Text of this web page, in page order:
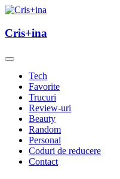
Skip
content
Cris+ina
Cris+ina
Tech
Favorite
Trucuri
Review-uri
Beauty
Random
Personal
Coduri de reducere
Contact